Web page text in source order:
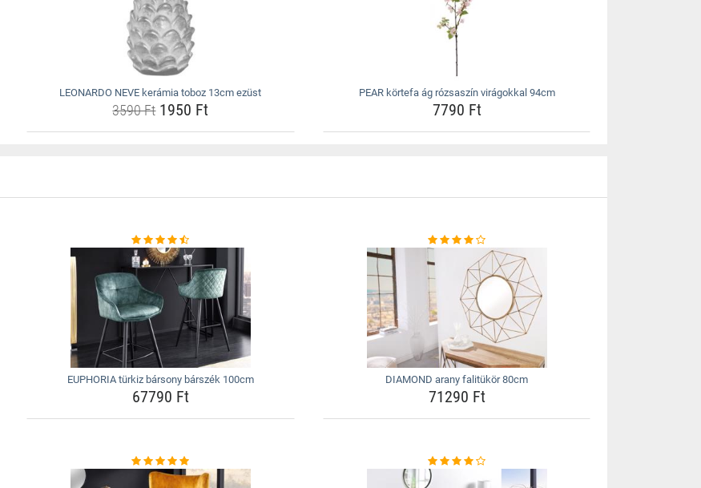
LEONARDO NEVE kerámia toboz 13cm ezüst
3590 Ft1950 Ft
PEAR körtefa ág rózsaszín virágokkal 94cm
7790 Ft
EUPHORIA türkiz bársony bárszék 100cm
67790 Ft
DIAMOND arany falitükör 80cm
71290 Ft